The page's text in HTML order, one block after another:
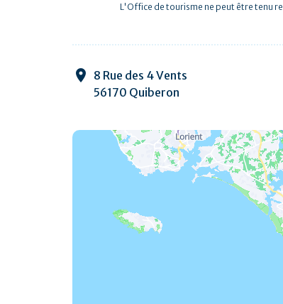
L'Office de tourisme ne peut être tenu
8 Rue des 4 Vents
56170 Quiberon